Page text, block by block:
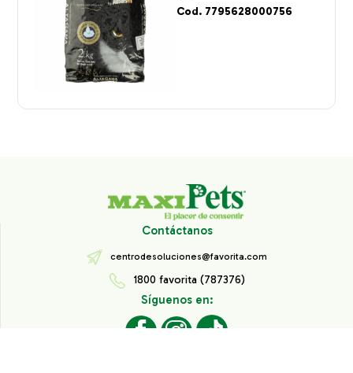
Cod. 7795628000756
Contáctanos
centrodesoluciones@favorita.com
1800 favorita (787376)
Síguenos en: